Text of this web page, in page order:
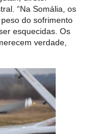
“Na Somália, os
do sofrimento
esquecidas. Os
verdade,